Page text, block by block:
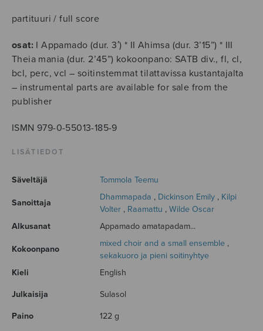
partituuri / full score
osat: I Appamado (dur. 3′) * II Ahimsa (dur. 3’15”) * III
Theia mania (dur. 2’45”) kokoonpano: SATB div., fl, cl,
bcl, perc, vcl – soitinstemmat tilattavissa kustantajalta
– instrumental parts are available for sale from the
publisher
ISMN 979-0-55013-185-9
LISÄTIEDOT
Säveltäjä Tommola Teemu
Sanoittaja
Dhammapada , Dickinson Emily , Kilpi
Volter , Raamattu , Wilde Oscar
Alkusanat
Appamado amatapadam...
Kokoonpano
mixed choir and a small ensemble ,
sekakuoro ja pieni soitinyhtye
Kieli
English
Julkaisija Sulasol
Paino 122 g